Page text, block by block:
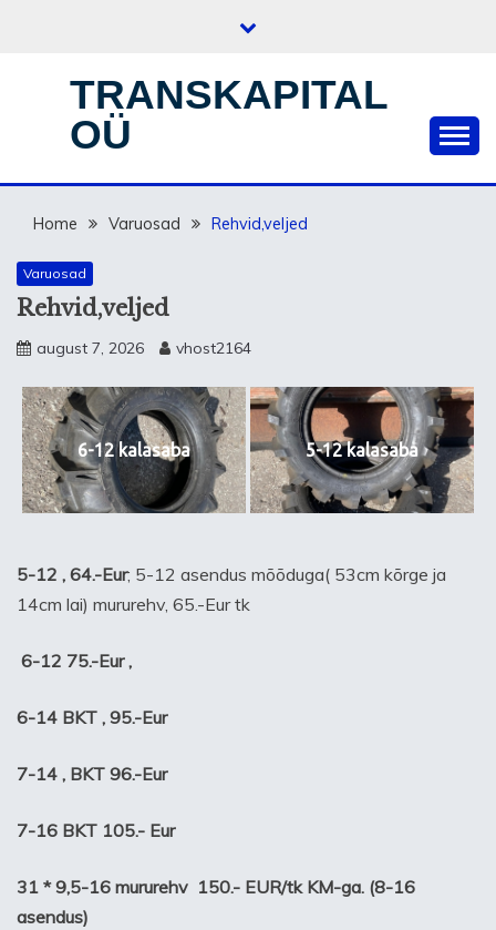
TRANSKAPITAL
OÜ
Home Varuosad Rehvid,veljed
Varuosad
Rehvid,veljed
august 7, 2026 vhost2164
6-12 kalasaba 5-12 kalasaba
5-12 , 64.-Eur; 5-12 asendus mõõduga( 53cm kõrge ja
14cm lai) mururehv, 65.-Eur tk
6-12 75.-Eur ,
6-14 BKT , 95.-Eur
7-14 , BKT 96.-Eur
7-16 BKT 105.- Eur
31 * 9,5-16 mururehv 150.- EUR/tk KM-ga. (8-16
asendus)